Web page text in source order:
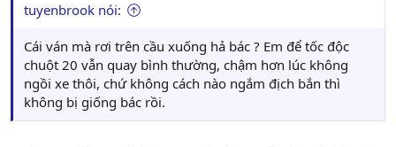
tuyenbrook nói:
Cái ván mà rơi trên cầu xuống hả bác ? Em để tốc độc
chuột 20 vẫn quay bình thường, chậm hơn lúc không
ngồi xe thôi, chứ không cách nào ngắm địch bắn thì
không bị giống bác rồi.